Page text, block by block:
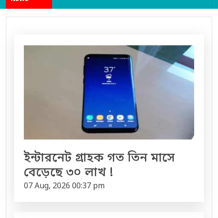
ইন্টারনেট গ্রাহক গত তিন মাসে
বেড়েছে ৩০ লাখ !
07 Aug, 2026 00:37 pm